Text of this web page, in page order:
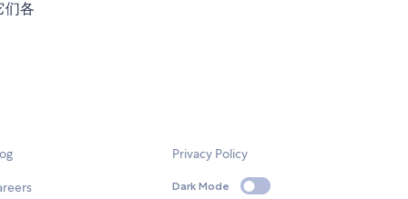
们各
Privacy Policy
Dark Mode